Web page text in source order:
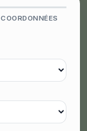
COORDONNÉES